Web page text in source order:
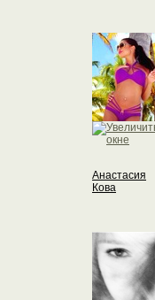
Анастасия
Кова